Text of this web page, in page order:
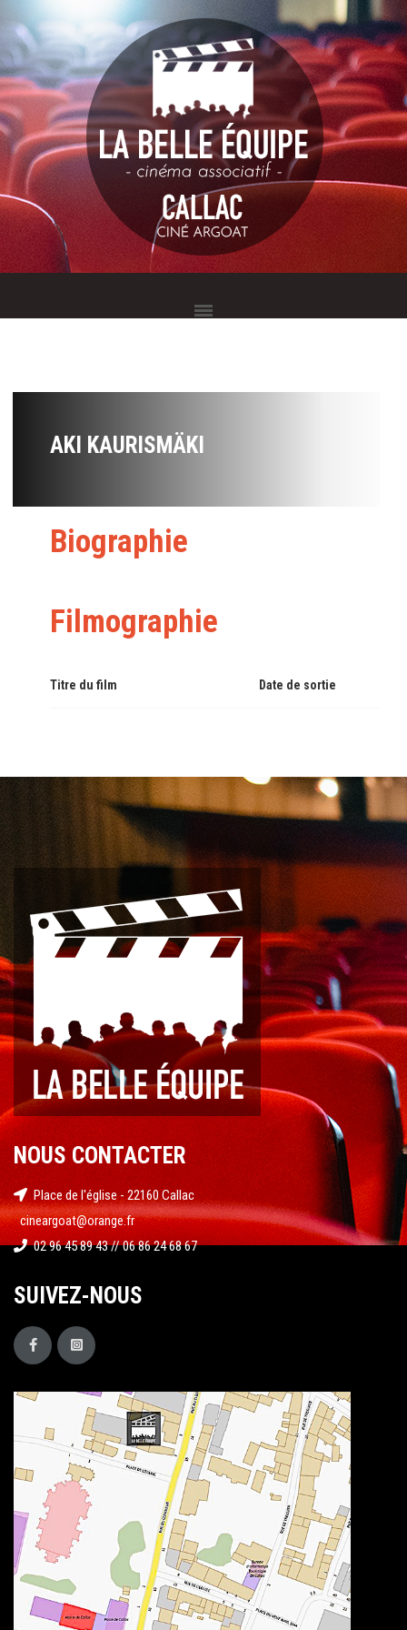
AKI KAURISMÄKI
Biographie
Filmographie
Titre du film Date de sortie
NOUS CONTACTER
Place de l'église - 22160 Callac
cineargoat@orange.fr
02 96 45 89 43 // 06 86 24 68 67
SUIVEZ-NOUS